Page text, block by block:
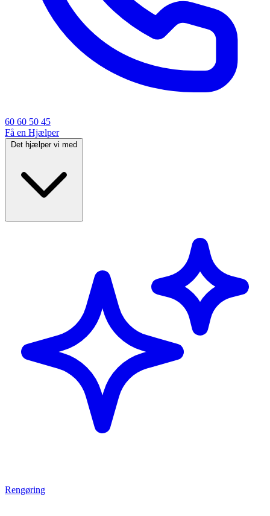
60 60 50 45
Få en Hjælper
Det hjælper vi med
Rengøring